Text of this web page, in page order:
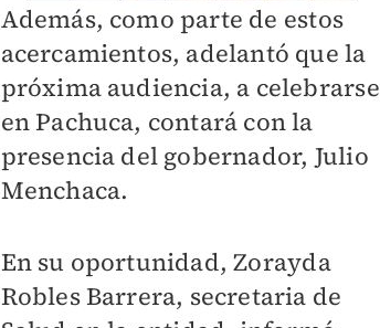
Además, como parte de estos
acercamientos, adelantó que la
próxima audiencia, a celebrarse
en Pachuca, contará con la
presencia del gobernador, Julio
Menchaca.
En su oportunidad, Zorayda
Robles Barrera, secretaria de